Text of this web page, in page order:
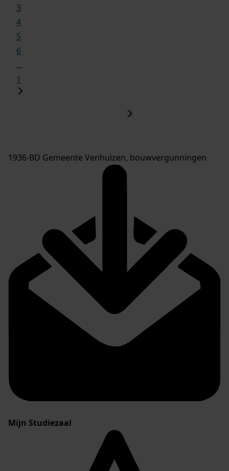
3
4
5
6
...
1
1936-BD Gemeente Venhuizen, bouwvergunningen
Mijn Studiezaal